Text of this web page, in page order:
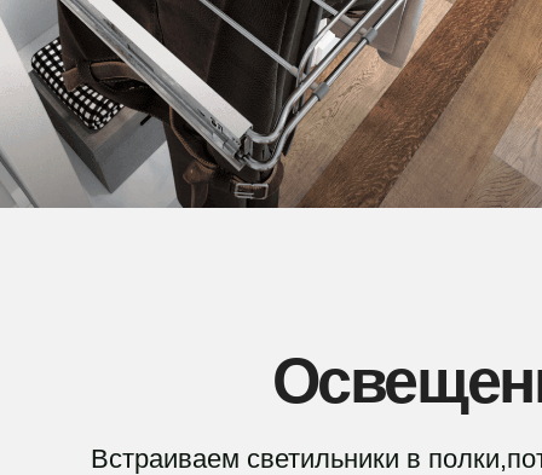
Встраиваем светильники в